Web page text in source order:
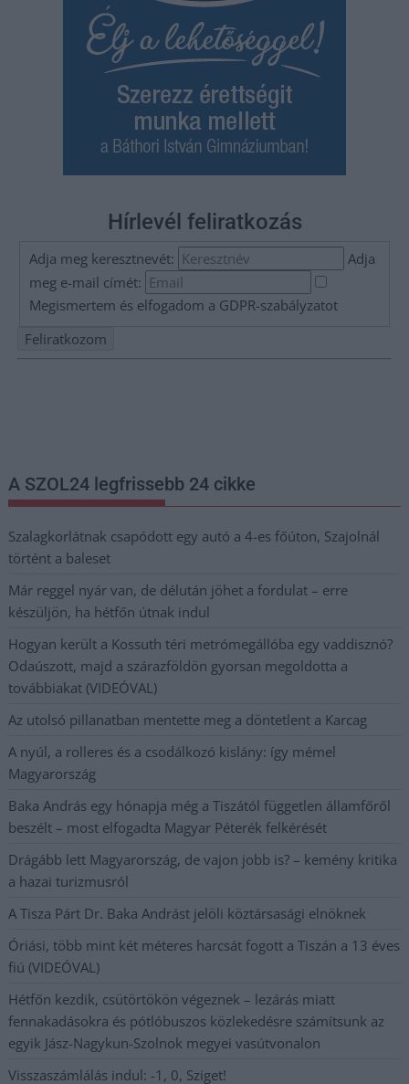
Hírlevél feliratkozás
Adja meg keresztnevét:
Adja
meg e-mail címét:
Megismertem és elfogadom a GDPR-szabályzatot
A SZOL24 legfrissebb 24 cikke
Szalagkorlátnak csapódott egy autó a 4-es főúton, Szajolnál
történt a baleset
Már reggel nyár van, de délután jöhet a fordulat – erre
készüljön, ha hétfőn útnak indul
Hogyan került a Kossuth téri metrómegállóba egy vaddisznó?
Odaúszott, majd a szárazföldön gyorsan megoldotta a
továbbiakat (VIDEÓVAL)
Az utolsó pillanatban mentette meg a döntetlent a Karcag
A nyúl, a rolleres és a csodálkozó kislány: így mémel
Magyarország
Baka András egy hónapja még a Tiszától független államfőről
beszélt – most elfogadta Magyar Péterék felkérését
Drágább lett Magyarország, de vajon jobb is? – kemény kritika
a hazai turizmusról
A Tisza Párt Dr. Baka Andrást jelöli köztársasági elnöknek
Óriási, több mint két méteres harcsát fogott a Tiszán a 13 éves
fiú (VIDEÓVAL)
Hétfőn kezdik, csütörtökön végeznek – lezárás miatt
fennakadásokra és pótlóbuszos közlekedésre számítsunk az
egyik Jász-Nagykun-Szolnok megyei vasútvonalon
Visszaszámlálás indul: -1, 0, Sziget!